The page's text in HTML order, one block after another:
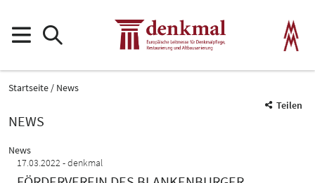
Startseite
News
Teilen
NEWS
News
17.03.2022
denkmal